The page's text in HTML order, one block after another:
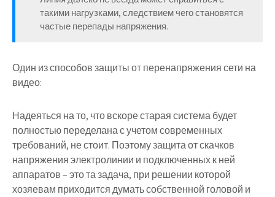
такими нагрузками, следствием чего становятся
частые перепады напряжения.
Один из способов защиты от перенапряжения сети на
видео:
Надеяться на то, что вскоре старая система будет
полностью переделана с учетом современных
требований, не стоит. Поэтому защита от скачков
напряжения электролинии и подключенных к ней
аппаратов – это та задача, при решении которой
хозяевам приходится думать собственной головой и